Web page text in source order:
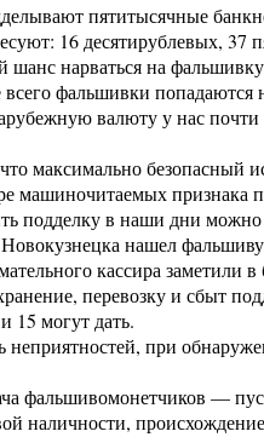
пятитысячные
16 десятирублевых, 37
нарваться на
всего фальшивки попадаются
валюту у нас
максимально безопасный
машиночитаемых признака
подделку в наши дни можно
нашел
кассира заметили
перевозку и сбыт
15 могут дать.
неприятностей, при
фальшивомонетчиков —
наличности,